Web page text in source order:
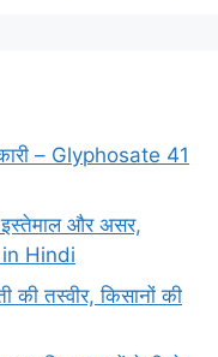
– Glyphosate 41
इस्तेमाल और असर,
Hindi
की तस्वीर, किसानों की